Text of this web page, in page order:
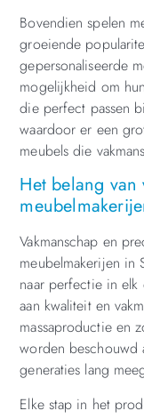
Bovendien spelen
groeiende
gepersonaliseerde
mogelijkheid om
die perfect passen
waardoor er een
meubels die
Het belang
Vakmanschap en
meubelmakerijen in
naar perfectie in
aan kwaliteit en
massaproductie en
worden beschouwd
generaties lang
Elke stap in het